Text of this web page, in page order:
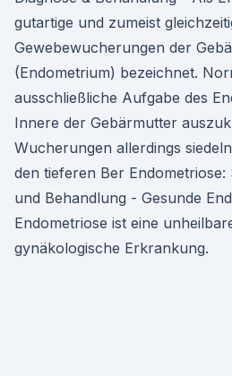
gutartige und zumeist
Gewebewucherungen der
(Endometrium) bezeichnet.
ausschließliche Aufgabe des
Innere der Gebärmutter
Wucherungen allerdings
den tieferen Ber
und Behandlung - Gesunde
Endometriose ist eine
gynäkologische Erkrankung.